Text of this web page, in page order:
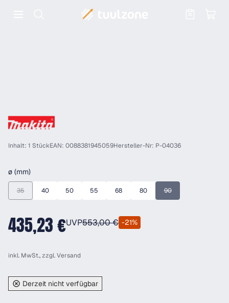
Inhalt: 1 StückEAN: 0088381945059Hersteller-Nr: P-04036
ø (mm)auswählen
35(Diese Option ist zurzeit nicht verfügbar.)
40 50 55 68 80 90(Diese Option ist
435,23 €UVP553,00 € -21%
inkl. MwSt., zzgl.Versand
Derzeit nicht verfügbar